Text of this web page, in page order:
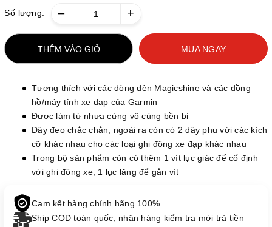
Số lượng: – +
THÊM VÀO GIỎ MUA NGAY
Tương thích với các dòng đèn Magicshine và các đồng
hồ/máy tính xe đạp của Garmin
Được làm từ nhựa cứng vô cùng bền bỉ
Dây đeo chắc chắn, ngoài ra còn có 2 dây phụ với các kích
cỡ khác nhau cho các loại ghi đông xe đạp khác nhau
Trong bộ sản phẩm còn có thêm 1 vít lục giác để cố định
với ghi đông xe, 1 lục lăng để gắn vít
Cam kết hàng chính hãng 100%
Ship COD toàn quốc, nhận hàng kiểm tra mới trả tiền